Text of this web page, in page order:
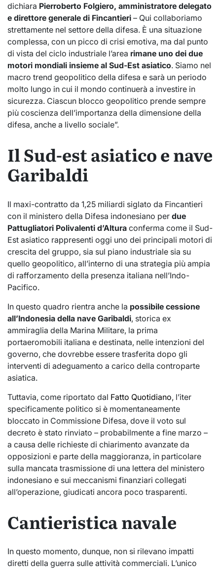
dichiara Pierroberto Folgiero, amministratore delegato
e direttore generale di Fincantieri – Qui collaboriamo
strettamente nel settore della difesa. È una situazione
complessa, con un picco di crisi emotiva, ma dal punto
di vista del ciclo industriale l’area rimane uno dei due
motori mondiali insieme al Sud-Est asiatico. Siamo nel
macro trend geopolitico della difesa e sarà un periodo
molto lungo in cui il mondo continuerà a investire in
sicurezza. Ciascun blocco geopolitico prende sempre
più coscienza dell’importanza della dimensione della
difesa, anche a livello sociale”.
Il Sud-est asiatico e nave
Garibaldi
Il maxi-contratto da 1,25 miliardi siglato da Fincantieri
con il ministero della Difesa indonesiano per due
Pattugliatori Polivalenti d’Altura conferma come il Sud-
Est asiatico rappresenti oggi uno dei principali motori di
crescita del gruppo, sia sul piano industriale sia su
quello geopolitico, all’interno di una strategia più ampia
di rafforzamento della presenza italiana nell’Indo-
Pacifico.
In questo quadro rientra anche la possibile cessione
all’Indonesia della nave Garibaldi, storica ex
ammiraglia della Marina Militare, la prima
portaeromobili italiana e destinata, nelle intenzioni del
governo, che dovrebbe essere trasferita dopo gli
interventi di adeguamento a carico della controparte
asiatica.
Tuttavia, come riportato dal Fatto Quotidiano, l’iter
specificamente politico si è momentaneamente
bloccato in Commissione Difesa, dove il voto sul
decreto è stato rinviato – probabilmente a fine marzo –
a causa delle richieste di chiarimento avanzate da
opposizioni e parte della maggioranza, in particolare
sulla mancata trasmissione di una lettera del ministero
indonesiano e sui meccanismi finanziari collegati
all’operazione, giudicati ancora poco trasparenti.
Cantieristica navale
In questo momento, dunque, non si rilevano impatti
diretti della guerra sulle attività commerciali. L’unico